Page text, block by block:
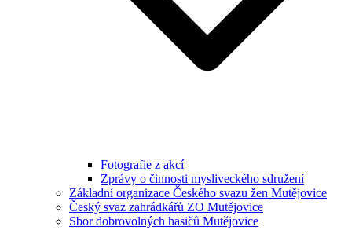
Fotografie z akcí
Zprávy o činnosti mysliveckého sdružení
Základní organizace Českého svazu žen Mutějovice
Český svaz zahrádkářů ZO Mutějovice
Sbor dobrovolných hasičů Mutějovice